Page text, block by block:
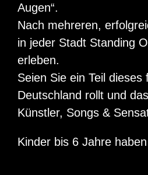
Augen“.
Nach mehreren,
in jeder Stadt Standing
erleben.
Seien Sie ein Teil dieses
Deutschland rollt und
Künstler, Songs &
Kinder bis 6 Jahre